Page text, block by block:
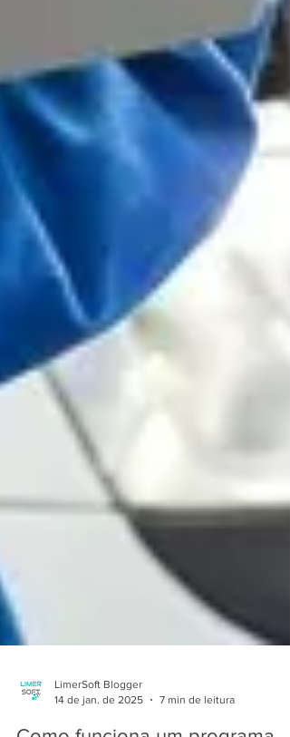
LimerSoft Blogger